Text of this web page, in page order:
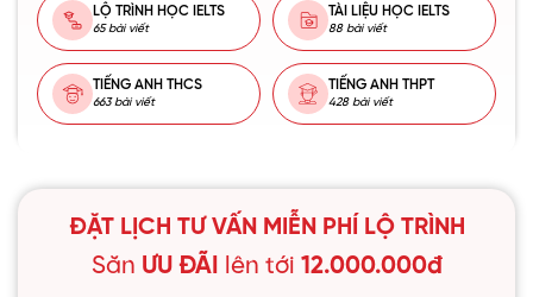
LỘ TRÌNH HỌC IELTS
65 bài viết
TÀI LIỆU HỌC IELTS
88 bài viết
TIẾNG ANH THCS
663 bài viết
TIẾNG ANH THPT
428 bài viết
ĐẶT LỊCH TƯ VẤN MIỄN PHÍ LỘ TRÌNH
Săn ƯU ĐÃI lên tới 12.000.000đ